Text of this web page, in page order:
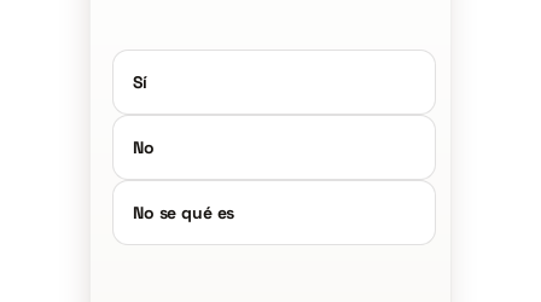
Sí
No
No se qué es